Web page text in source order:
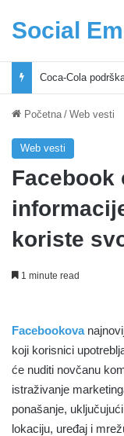
Social
Početna / Web vesti
Web vesti
Facebook
koriste
1 minute read
Facebookova
koji korisnici
će nuditi novčanu
istraživanje
ponašanje,
lokaciju, uređaj i